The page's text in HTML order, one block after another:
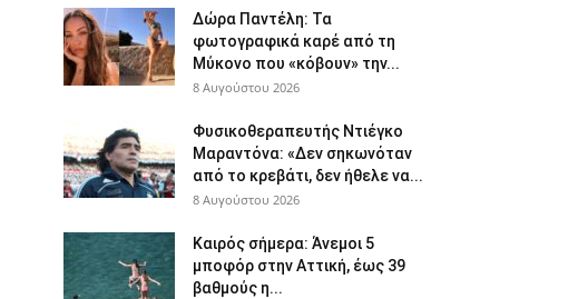
Δώρα Παντέλη: Τα
φωτογραφικά καρέ από τη
Μύκονο που «κόβουν» την...
8 Αυγούστου 2026
Φυσικοθεραπευτής Ντιέγκο
Μαραντόνα: «Δεν σηκωνόταν
από το κρεβάτι, δεν ήθελε να...
8 Αυγούστου 2026
Καιρός σήμερα: Άνεμοι 5
μποφόρ στην Αττική, έως 39
βαθμούς η...